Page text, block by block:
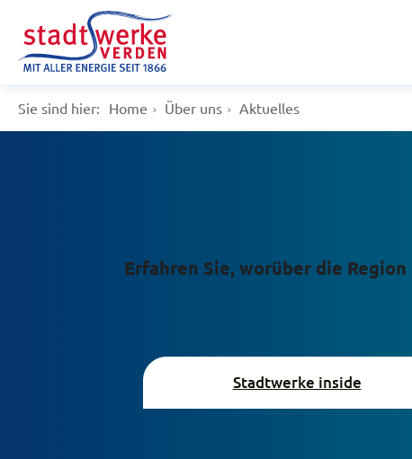
Sie sind hier: Home Über uns Aktuelles
Erfahren Sie, worüber die
Stadtwerke inside